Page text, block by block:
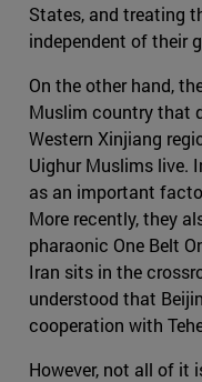
States, and treating
independent of their
On the other hand,
Muslim country that
Western Xinjiang
Uighur Muslims live.
as an important
More recently, they
pharaonic One Belt
Iran sits in the
understood that
cooperation with
However, not all of it